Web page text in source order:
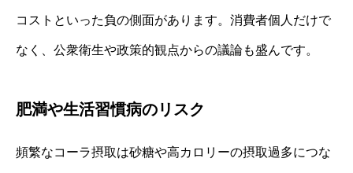
コストといった負の側面があります。消費者個人だけで
なく、公衆衛生や政策的観点からの議論も盛んです。
肥満や生活習慣病のリスク
頻繁なコーラ摂取は砂糖や高カロリーの摂取過多につな